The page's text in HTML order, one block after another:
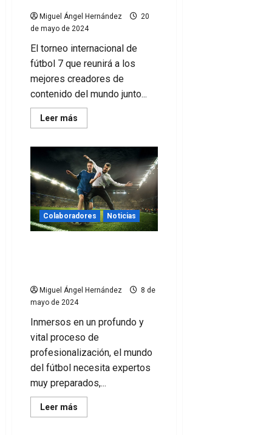
Miguel Ángel Hernández
20
de mayo de 2024
El torneo internacional de
fútbol 7 que reunirá a los
mejores creadores de
contenido del mundo junto...
Leer más
más
Kings
League
desembarca
en
Fortnite
gracias
a
su
acuerdo
Colaboradores Noticias
Miguel Ángel Hernández
8 de
mayo de 2024
Inmersos en un profundo y
vital proceso de
profesionalización, el mundo
del fútbol necesita expertos
muy preparados,...
Leer más
más